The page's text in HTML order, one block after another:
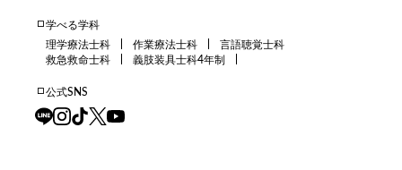
学べる学科
理学療法士科
作業療法士科
言語聴覚士科
救急救命士科
義肢装具士科4年制
公式SNS